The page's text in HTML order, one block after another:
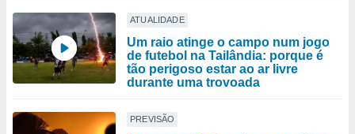
ATUALIDADE
Um raio atinge o campo num jogo
de futebol na Tailândia: porque é
tão perigoso estar ao ar livre
durante uma trovoada
PREVISÃO